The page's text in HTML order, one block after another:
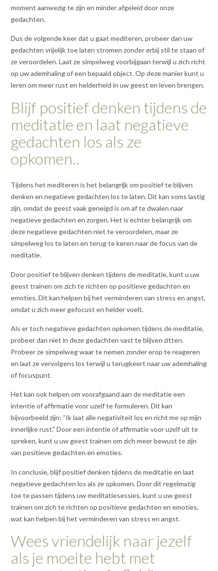
moment aanwezig te zijn en minder afgeleid door onze
gedachten.
Dus de volgende keer dat u gaat mediteren, probeer dan uw
gedachten vrijelijk toe laten stromen zonder erbij stil te staan of
ze veroordelen. Laat ze simpelweg voorbijgaan terwijl u zich richt
op uw ademhaling of een bepaald object. Op deze manier kunt u
leren om meer rust en helderheid in uw geest en leven brengen.
Blijf positief denken tijdens de
meditatie en laat negatieve
gedachten los als ze
opkomen..
Tijdens het mediteren is het belangrijk om positief te blijven
denken en negatieve gedachten los te laten. Dit kan soms lastig
zijn, omdat de geest vaak geneigd is om af te dwalen naar
negatieve gedachten en zorgen. Het is echter belangrijk om
deze negatieve gedachten niet te veroordelen, maar ze
simpelweg los te laten en terug te keren naar de focus van de
meditatie.
Door positief te blijven denken tijdens de meditatie, kunt u uw
geest trainen om zich te richten op positieve gedachten en
emoties. Dit kan helpen bij het verminderen van stress en angst,
omdat u zich meer gefocust en helder voelt.
Als er toch negatieve gedachten opkomen tijdens de meditatie,
probeer dan niet in deze gedachten vast te blijven zitten.
Probeer ze simpelweg waar te nemen zonder erop te reageren
en laat ze vervolgens los terwijl u terugkeert naar uw ademhaling
of focuspunt.
Het kan ook helpen om voorafgaand aan de meditatie een
intentie of affirmatie voor uzelf te formuleren. Dit kan
bijvoorbeeld zijn: “Ik laat alle negativiteit los en richt me op mijn
innerlijke rust.” Door een intentie of affirmatie voor uzelf uit te
spreken, kunt u uw geest trainen om zich meer bewust te zijn
van positieve gedachten en emoties.
In conclusie, blijf positief denken tijdens de meditatie en laat
negatieve gedachten los als ze opkomen. Door dit regelmatig
toe te passen tijdens uw meditatiesessies, kunt u uw geest
trainen om zich te richten op positieve gedachten en emoties,
wat kan helpen bij het verminderen van stress en angst.
Wees vriendelijk naar jezelf
als je moeite hebt met